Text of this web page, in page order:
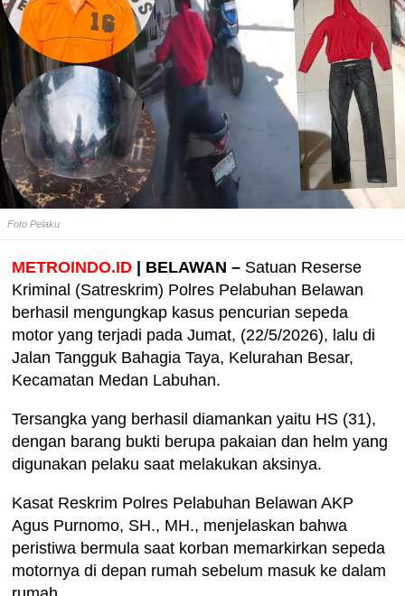
Foto Pelaku
METROINDO.ID | BELAWAN – Satuan Reserse
Kriminal (Satreskrim) Polres Pelabuhan Belawan
berhasil mengungkap kasus pencurian sepeda
motor yang terjadi pada Jumat, (22/5/2026), lalu di
Jalan Tangguk Bahagia Taya, Kelurahan Besar,
Kecamatan Medan Labuhan.
Tersangka yang berhasil diamankan yaitu HS (31),
dengan barang bukti berupa pakaian dan helm yang
digunakan pelaku saat melakukan aksinya.
Kasat Reskrim Polres Pelabuhan Belawan AKP
Agus Purnomo, SH., MH., menjelaskan bahwa
peristiwa bermula saat korban memarkirkan sepeda
motornya di depan rumah sebelum masuk ke dalam